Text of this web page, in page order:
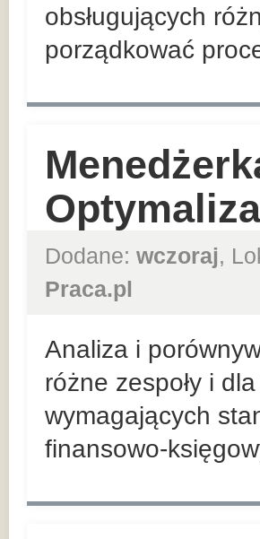
obsługujących
porządkować
Dodane: wczoraj,
Praca.pl
Analiza i
różne zespoły i
wymagających
finansowo-